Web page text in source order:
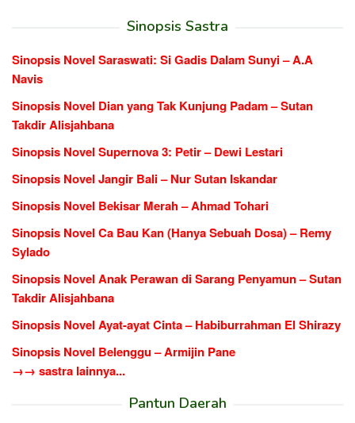
Sinopsis Sastra
Sinopsis Novel Saraswati: Si Gadis Dalam Sunyi – A.A
Navis
Sinopsis Novel Dian yang Tak Kunjung Padam – Sutan
Takdir Alisjahbana
Sinopsis Novel Supernova 3: Petir – Dewi Lestari
Sinopsis Novel Jangir Bali – Nur Sutan Iskandar
Sinopsis Novel Bekisar Merah – Ahmad Tohari
Sinopsis Novel Ca Bau Kan (Hanya Sebuah Dosa) – Remy
Sylado
Sinopsis Novel Anak Perawan di Sarang Penyamun – Sutan
Takdir Alisjahbana
Sinopsis Novel Ayat-ayat Cinta – Habiburrahman El Shirazy
Sinopsis Novel Belenggu – Armijin Pane
→→ sastra lainnya...
Pantun Daerah